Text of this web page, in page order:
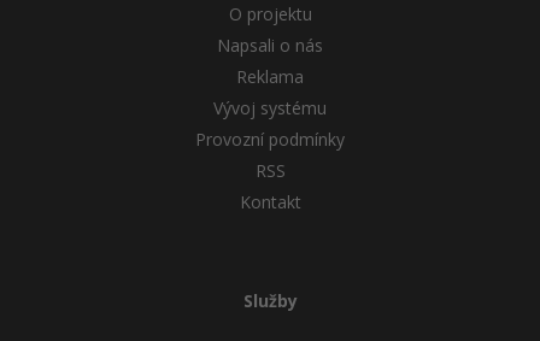
O projektu
Napsali o nás
Reklama
Vývoj systému
Provozní podmínky
RSS
Kontakt
Služby